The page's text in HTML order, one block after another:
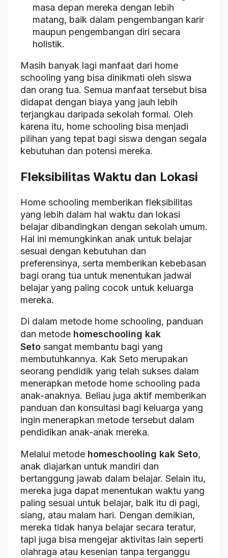
masa depan mereka dengan lebih
matang, baik dalam pengembangan karir
maupun pengembangan diri secara
holistik.
Masih banyak lagi manfaat dari home
schooling yang bisa dinikmati oleh siswa
dan orang tua. Semua manfaat tersebut bisa
didapat dengan biaya yang jauh lebih
terjangkau daripada sekolah formal. Oleh
karena itu, home schooling bisa menjadi
pilihan yang tepat bagi siswa dengan segala
kebutuhan dan potensi mereka.
Fleksibilitas Waktu dan Lokasi
Home schooling memberikan fleksibilitas
yang lebih dalam hal waktu dan lokasi
belajar dibandingkan dengan sekolah umum.
Hal ini memungkinkan anak untuk belajar
sesuai dengan kebutuhan dan
preferensinya, serta memberikan kebebasan
bagi orang tua untuk menentukan jadwal
belajar yang paling cocok untuk keluarga
mereka.
Di dalam metode home schooling, panduan
dan metode homeschooling kak
Seto sangat membantu bagi yang
membutuhkannya. Kak Seto merupakan
seorang pendidik yang telah sukses dalam
menerapkan metode home schooling pada
anak-anaknya. Beliau juga aktif memberikan
panduan dan konsultasi bagi keluarga yang
ingin menerapkan metode tersebut dalam
pendidikan anak-anak mereka.
Melalui metode homeschooling kak Seto,
anak diajarkan untuk mandiri dan
bertanggung jawab dalam belajar. Selain itu,
mereka juga dapat menentukan waktu yang
paling sesuai untuk belajar, baik itu di pagi,
siang, atau malam hari. Dengan demikian,
mereka tidak hanya belajar secara teratur,
tapi juga bisa mengejar aktivitas lain seperti
olahraga atau kesenian tanpa terganggu